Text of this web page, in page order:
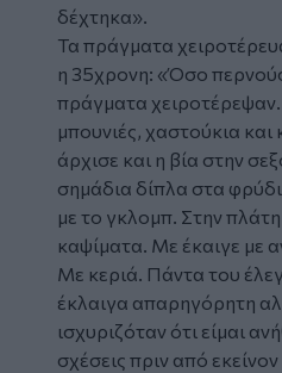
δέχτηκα».
Τα πράγματα
η 35χρονη: «Όσο
πράγματα
μπουνιές, χαστούκια
άρχισε και η βία στην
σημάδια δίπλα στα
με το γκλομπ. Στην
καψίματα. Με έκαιγε με
Με κεριά. Πάντα του
έκλαιγα απαρηγόρητη
ισχυριζόταν ότι είμαι
σχέσεις πριν από